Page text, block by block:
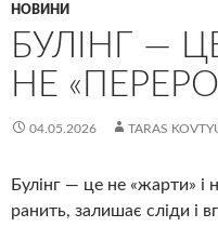
НОВИНИ
БУЛІНГ —
НЕ
04.05.2026 TARAS
Булінг — це не «жарти» і
ранить, залишає сліди і